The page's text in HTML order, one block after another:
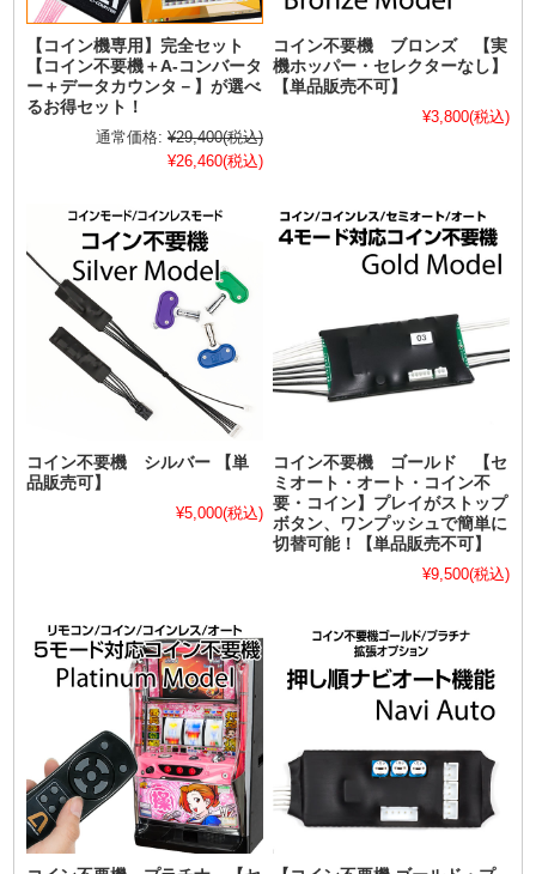
【コイン機専用】完全セット
【コイン不要機＋A-コンバータ
ー＋データカウンタ－】が選べ
るお得セット！
通常価格: ¥29,400(税込)
¥26,460(税込)
コイン不要機 ブロンズ 【実
機ホッパー・セレクターなし】
【単品販売不可】
¥3,800(税込)
コイン不要機 シルバー 【単
品販売可】
¥5,000(税込)
コイン不要機 ゴールド 【セ
ミオート・オート・コイン不
要・コイン】プレイがストップ
ボタン、ワンプッシュで簡単に
切替可能！【単品販売不可】
¥9,500(税込)